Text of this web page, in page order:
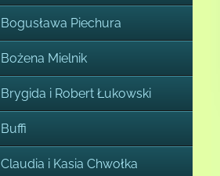
Bogusława Piechura
Bożena Mielnik
Brygida i Robert Łukowski
Buffi
Claudia i Kasia Chwołka